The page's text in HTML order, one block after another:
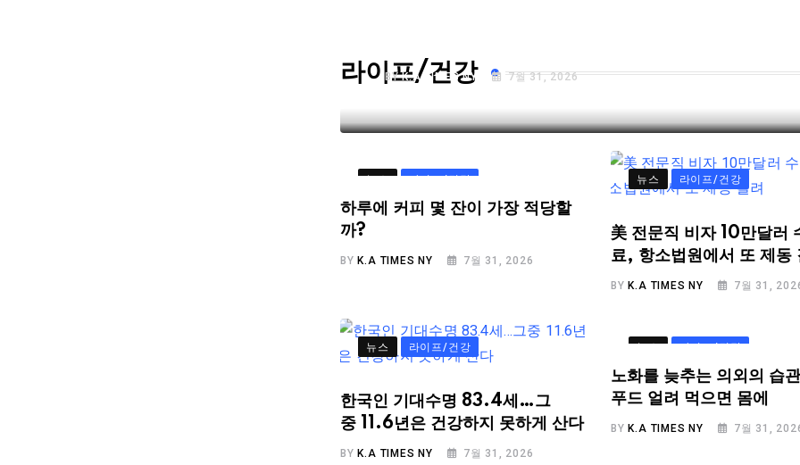
라이프/건강
BYK.A TIMES NY 7월 31, 2026
뉴스 라이프/건강
하루에 커피 몇 잔이 가장 적당할
까?
BY K.A TIMES NY 7월 31, 2026
뉴스 라이프/건강
美 전문직 비자 10만달러
료, 항소법원에서 또 제동
BY K.A TIMES NY 7월 31,
뉴스 라이프/건강
한국인 기대수명 83.4세…그
중 11.6년은 건강하지 못하게 산다
BY K.A TIMES NY 7월 31, 2026
뉴스 라이프/건강
노화를 늦추는 의외의 습
푸드 얼려 먹으면 몸에
BY K.A TIMES NY 7월 31,